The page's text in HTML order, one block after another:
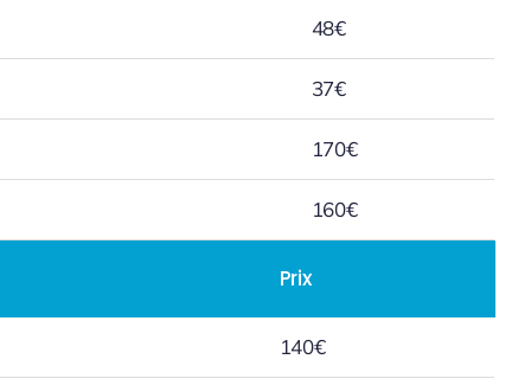
48€
37€
170€
160€
Prix
140€